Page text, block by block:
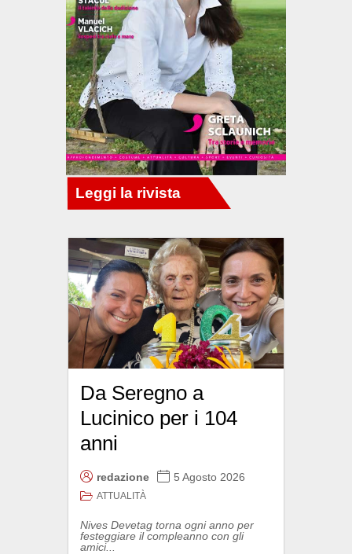
Da Seregno a
Lucinico per i 104
anni
redazione 5 Agosto 2026
ATTUALITÀ
Nives Devetag torna ogni anno per
festeggiare il compleanno con gli
amici...